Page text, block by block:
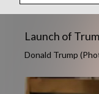
Launch of
Donald Trump